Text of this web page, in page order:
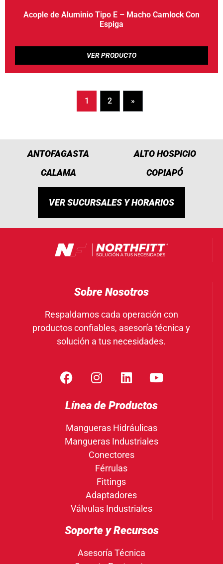
Acople de Aluminio Tipo E – Macho Camlock Con
Espiga
1 2 »
ANTOFAGASTA
ALTO HOSPICIO
CALAMA
COPIAPÓ
VER SUCURSALES Y HORARIOS
Sobre Nosotros
Respaldamos cada operación con
productos confiables, asesoría técnica y
solución a tus necesidades.
Línea de Productos
Mangueras Hidráulicas
Mangueras Industriales
Conectores
Férrulas
Fittings
Adaptadores
Válvulas Industriales
Soporte y Recursos
Asesoría Técnica